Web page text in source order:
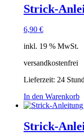
Strick-
6,90 €
inkl. 19 % MwSt.
versandkostenfrei
Lieferzeit: 24
In den Warenkorb
Strick-